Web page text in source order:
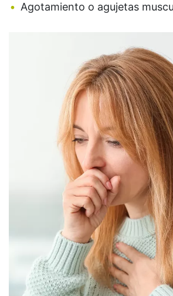
Agotamiento o agujetas